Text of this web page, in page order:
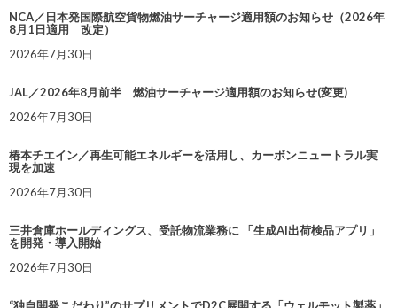
NCA／日本発国際航空貨物燃油サーチャージ適用額のお知らせ（2026年
8月1日適用 改定）
2026年7月30日
JAL／2026年8月前半 燃油サーチャージ適用額のお知らせ(変更)
2026年7月30日
椿本チエイン／再生可能エネルギーを活用し、カーボンニュートラル実
現を加速
2026年7月30日
三井倉庫ホールディングス、受託物流業務に 「生成AI出荷検品アプリ」
を開発・導入開始
2026年7月30日
“独自開発こだわり”のサプリメントでD2C展開する「ウェルモット製薬」